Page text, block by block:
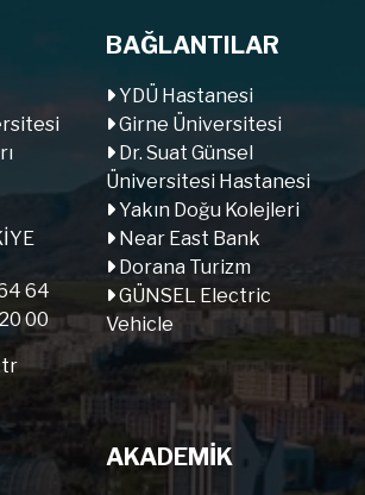
64
00
BAĞLANTILAR
YDÜ Hastanesi
Girne Üniversitesi
Dr. Suat Günsel
Üniversitesi Hastanesi
Yakın Doğu Kolejleri
Near East Bank
Dorana Turizm
GÜNSEL Electric
Vehicle
AKADEMİK